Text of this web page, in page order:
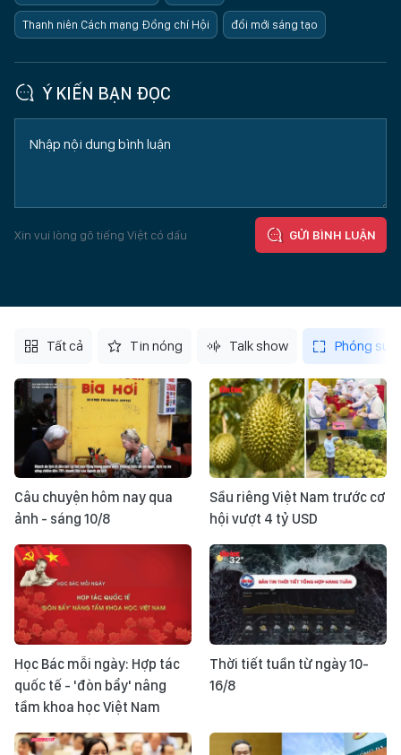
Thanh niên Cách mạng Đồng chí Hội đổi mới sáng tạo
Ý KIẾN BẠN ĐỌC
Xin vui lòng gõ tiếng Việt có dấu GỬI BÌNH LUẬN
Tất cả Tin nóng Talk show Phóng sự
Câu chuyện hôm nay qua
ảnh - sáng 10/8
Sầu riêng Việt Nam trước cơ
hội vượt 4 tỷ USD
Học Bác mỗi ngày: Hợp tác
quốc tế - 'đòn bẩy' nâng
tầm khoa học Việt Nam
Thời tiết tuần từ ngày 10-
16/8